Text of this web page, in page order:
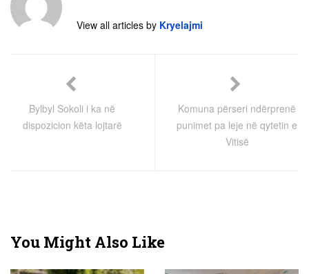
View all articles by Kryelajmi
Bylbyl Sokoli i ka në
dispozicion këta lojtarë
Komuna përseri ndërprenë
punimet pa leje në qytetin e
Vitisë
You Might Also Like